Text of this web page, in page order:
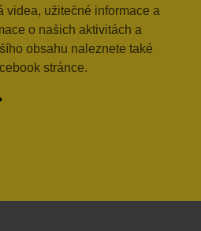
videa, užitečné informace a
o našich aktivitách a
obsahu naleznete také
stránce.